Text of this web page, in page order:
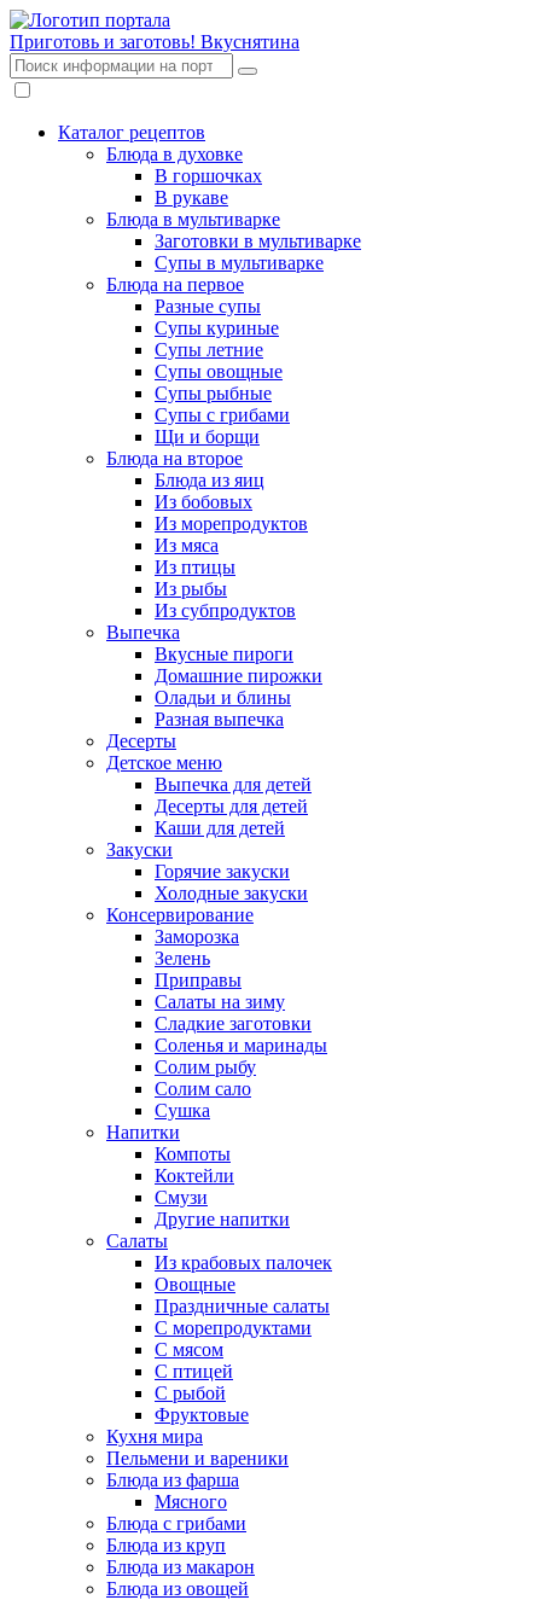
Приготовь и заготовь! Вкуснятина
Каталог рецептов
Блюда в духовке
В горшочках
В рукаве
Блюда в мультиварке
Заготовки в мультиварке
Супы в мультиварке
Блюда на первое
Разные супы
Супы куриные
Супы летние
Супы овощные
Супы рыбные
Супы с грибами
Щи и борщи
Блюда на второе
Блюда из яиц
Из бобовых
Из морепродуктов
Из мяса
Из птицы
Из рыбы
Из субпродуктов
Выпечка
Вкусные пироги
Домашние пирожки
Оладьи и блины
Разная выпечка
Десерты
Детское меню
Выпечка для детей
Десерты для детей
Каши для детей
Закуски
Горячие закуски
Холодные закуски
Консервирование
Заморозка
Зелень
Приправы
Салаты на зиму
Сладкие заготовки
Соленья и маринады
Солим рыбу
Солим сало
Сушка
Напитки
Компоты
Коктейли
Смузи
Другие напитки
Салаты
Из крабовых палочек
Овощные
Праздничные салаты
С морепродуктами
С мясом
С птицей
С рыбой
Фруктовые
Кухня мира
Пельмени и вареники
Блюда из фарша
Мясного
Блюда с грибами
Блюда из круп
Блюда из макарон
Блюда из овощей